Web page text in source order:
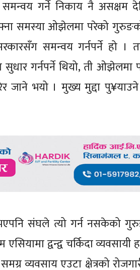
समन्वय गर्ने निकाय नै असक्षम
समस्या ओझेलमा परेको
समन्वय गर्नपर्ने हो ।
सुधार गर्नपर्ने थियो, ती
जाने भयो । मुख्य मुद्दा
संघले त्यो गर्न नसकेको
द्वन्द्व चर्किदा व्यवसायी
व्यवसाय एउटा क्षेत्रको